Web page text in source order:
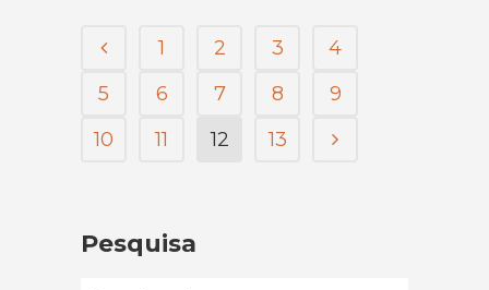
1 2 3
4
5
6 7 8
9
10
11 12 13
Pesquisa